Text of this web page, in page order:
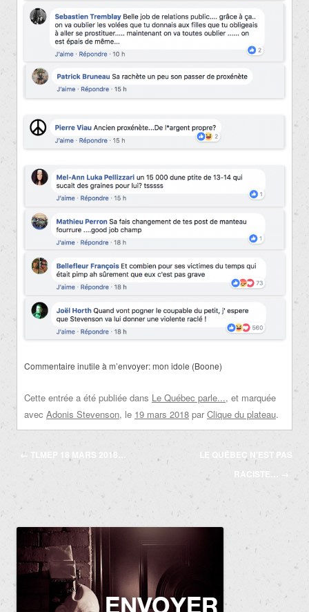
Commentaire inutile à m’envoyer: mon idole (Boone)
Cette entrée a été publiée dans Le Québec parle..., et marquée
avec Adonis Stevenson, le 19 mars 2018 par Clique du plateau.
Navigation
← TLMEP 18 MARS 2018…
LE QUÉBEC N’EST PAS
RACISTE…